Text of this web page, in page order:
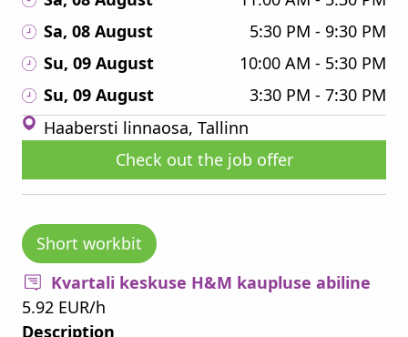
Sa, 08 August
5:30 PM - 9:30 PM
Su, 09 August
10:00 AM - 5:30 PM
Su, 09 August
3:30 PM - 7:30 PM
Haabersti linnaosa, Tallinn
Check out the job offer
Short workbit
Kvartali keskuse H&M kaupluse abiline
5.92 EUR/h
Description